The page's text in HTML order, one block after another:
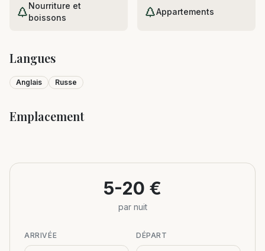
Nourriture et
boissons
Appartements
Langues
Anglais Russe
Emplacement
−
5-20 €
par nuit
ARRIVÉE DÉPART